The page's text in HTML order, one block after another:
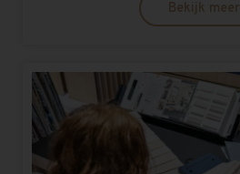
Bekijk meer